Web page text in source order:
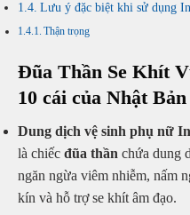
Lưu ý đặc biệt khi sử dụng
Thận trọng
Đũa Thần Se Khít
10 cái của Nhật Bản
Dung dịch vệ sinh phụ nữ
là chiếc đũa thần chứa dung
ngăn ngừa viêm nhiễm, nấm
kín và hỗ trợ se khít âm đạo.